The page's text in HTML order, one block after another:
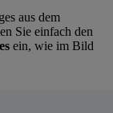
aus dem
Sie einfach den
ein, wie im Bild